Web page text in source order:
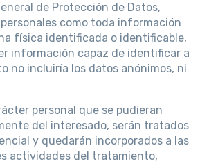
de Protección de Datos,
como toda información
física identificada o identificable,
información capaz de identificar a
no incluiría los datos anónimos, ni
personal que se pudieran
del interesado, serán tratados
y quedarán incorporados a las
actividades del tratamiento,